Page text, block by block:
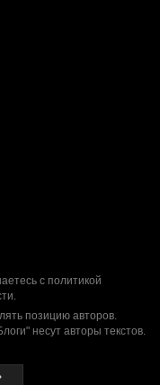
с политикой
.
позицию авторов.
несут авторы текстов.